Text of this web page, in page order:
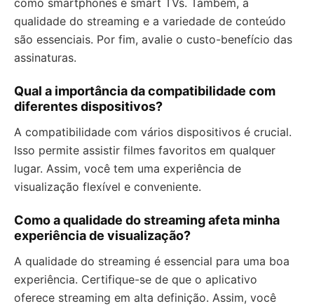
como smartphones e smart TVs. Também, a
qualidade do streaming e a variedade de conteúdo
são essenciais. Por fim, avalie o custo-benefício das
assinaturas.
Qual a importância da compatibilidade com
diferentes dispositivos?
A compatibilidade com vários dispositivos é crucial.
Isso permite assistir filmes favoritos em qualquer
lugar. Assim, você tem uma experiência de
visualização flexível e conveniente.
Como a qualidade do streaming afeta minha
experiência de visualização?
A qualidade do streaming é essencial para uma boa
experiência. Certifique-se de que o aplicativo
oferece streaming em alta definição. Assim, você